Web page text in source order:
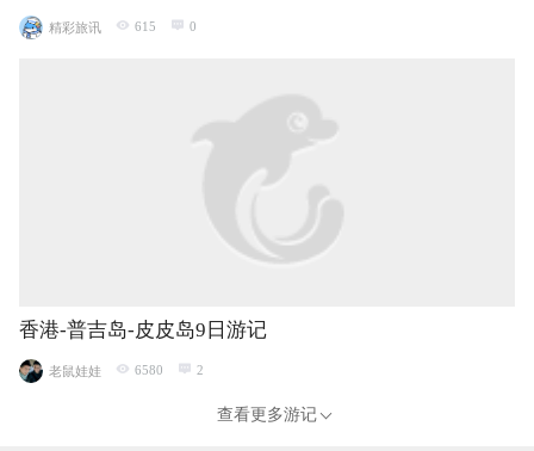
精彩旅讯 615 0
香港-普吉岛-皮皮岛9日游记
老鼠娃娃 6580 2
查看更多游记